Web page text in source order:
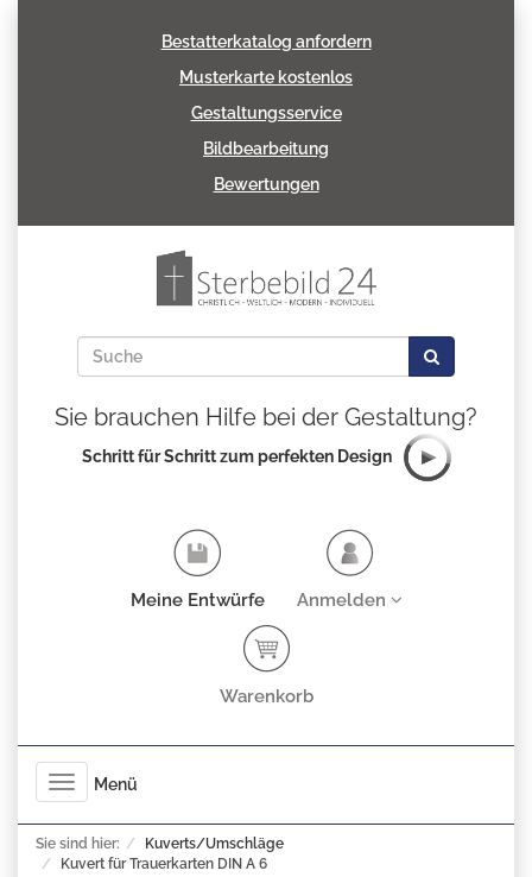
Bestatterkatalog anfordern
Musterkarte kostenlos
Gestaltungsservice
Bildbearbeitung
Bewertungen
Sie brauchen Hilfe bei der Gestaltung?
Schritt für Schritt zum perfekten Design
Meine Entwürfe Anmelden
Warenkorb
Toggle
navigation
Menü
Sie sind hier:
Kuverts/Umschläge
Kuvert für Trauerkarten DIN A 6